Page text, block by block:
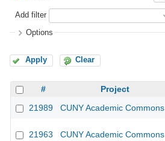
Add filter
Options
Apply Clear
# Project
21989
CUNY Academic Commons
21963 CUNY Academic Commons